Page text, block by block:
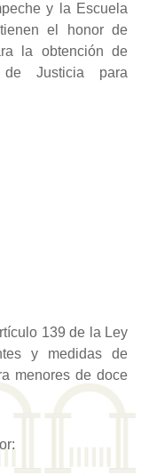
y la Escuela
el honor de
la obtención de
Justicia para
139 de la Ley
y medidas de
menores de doce